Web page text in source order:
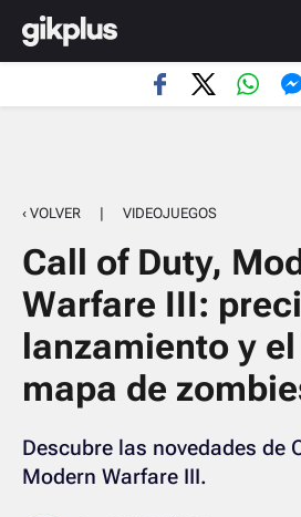
‹ VOLVER | VIDEOJUEGOS
Call of Duty,
Warfare III:
lanzamiento y
mapa de
Descubre las novedades de
Modern Warfare III.